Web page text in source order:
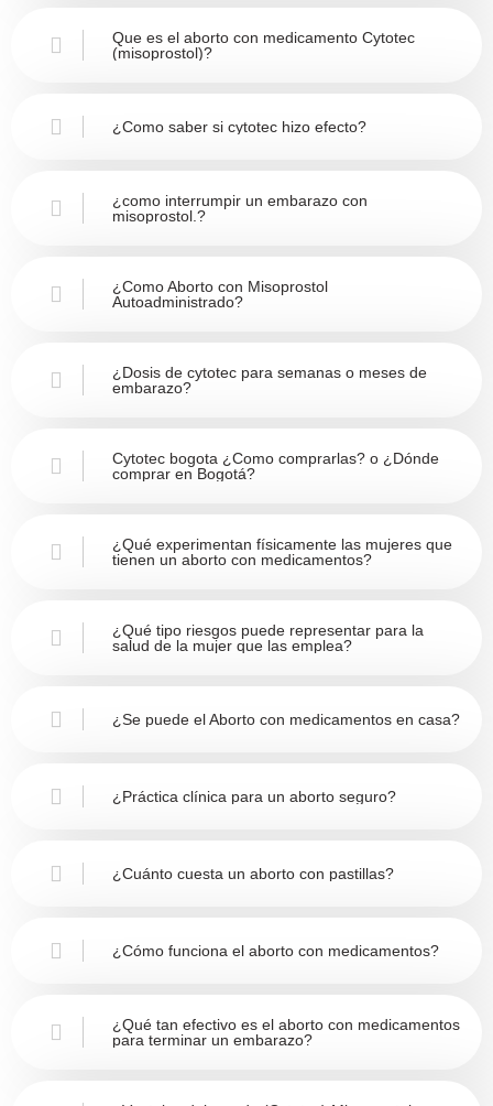
Que es el aborto con medicamento Cytotec
(misoprostol)?
¿Como saber si cytotec hizo efecto?
¿como interrumpir un embarazo con
misoprostol.?
¿Como Aborto con Misoprostol
Autoadministrado?
¿Dosis de cytotec para semanas o meses de
embarazo?
Cytotec bogota ¿Como comprarlas? o ¿Dónde
comprar en Bogotá?
¿Qué experimentan físicamente las mujeres que
tienen un aborto con medicamentos?
¿Qué tipo riesgos puede representar para la
salud de la mujer que las emplea?
¿Se puede el Aborto con medicamentos en casa?
¿Práctica clínica para un aborto seguro?
¿Cuánto cuesta un aborto con pastillas?
¿Cómo funciona el aborto con medicamentos?
¿Qué tan efectivo es el aborto con medicamentos
para terminar un embarazo?